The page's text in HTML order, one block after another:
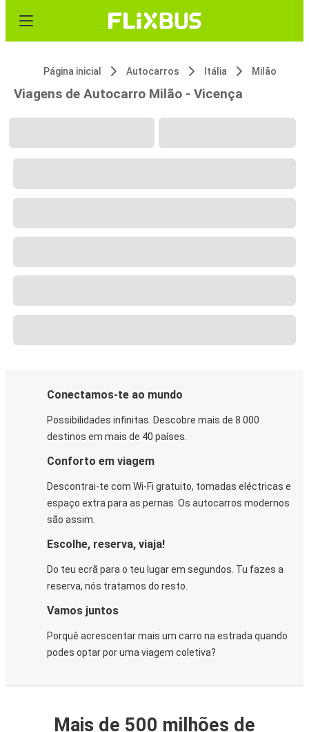
Página inicial Autocarros Itália Milão
Viagens de Autocarro Milão - Vicença
Conectamos-te ao mundo
Possibilidades infinitas. Descobre mais de 8 000
destinos em mais de 40 países.
Conforto em viagem
Descontrai-te com Wi-Fi gratuito, tomadas eléctricas e
espaço extra para as pernas. Os autocarros modernos
são assim.
Escolhe, reserva, viaja!
Do teu ecrã para o teu lugar em segundos. Tu fazes a
reserva, nós tratamos do resto.
Vamos juntos
Porquê acrescentar mais um carro na estrada quando
podes optar por uma viagem coletiva?
Mais de 500 milhões de